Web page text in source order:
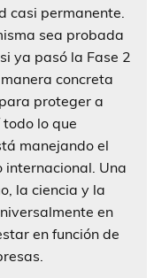
casi permanente.
sea probada
ya pasó la Fase 2
concreta
proteger a
lo que
manejando el
internacional. Una
la ciencia y la
en
en función de